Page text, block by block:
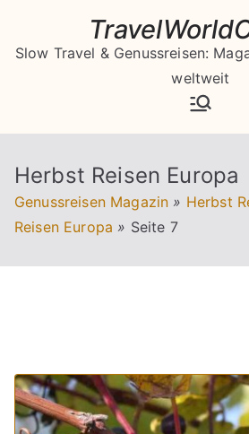
springen
Slow Travel & Genussreisen:
weltweit
Herbst Reisen Europa
Genussreisen Magazin » Herbst
Reisen Europa » Seite 7